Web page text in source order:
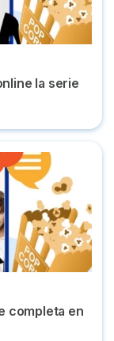
la serie
en español
completa en